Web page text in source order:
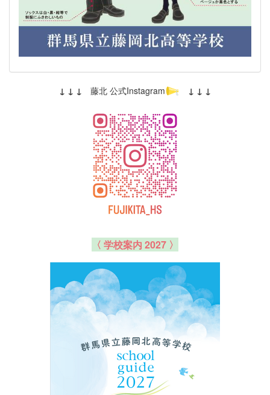
↓ ↓ ↓ 藤北 公式Instagram ↓ ↓ ↓
〈 学校案内 2027 〉